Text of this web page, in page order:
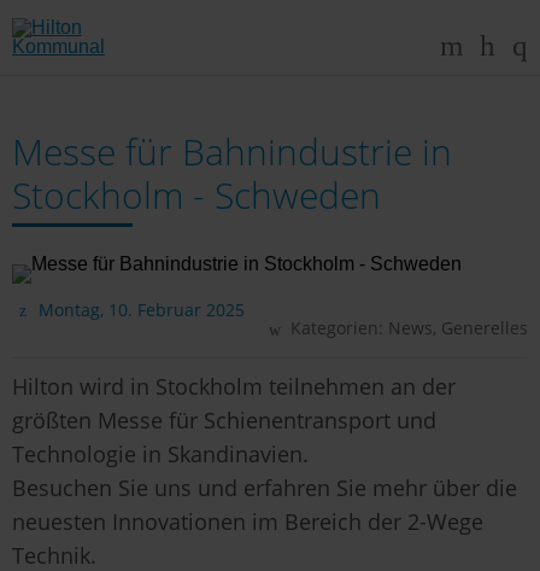
Messe für Bahnindustrie in
Stockholm - Schweden
Montag, 10. Februar 2025
Kategorien: News, Generelles
Hilton wird in Stockholm teilnehmen an der
größten Messe für Schienentransport und
Technologie in Skandinavien.
Besuchen Sie uns und erfahren Sie mehr über die
neuesten Innovationen im Bereich der 2-Wege
Technik.